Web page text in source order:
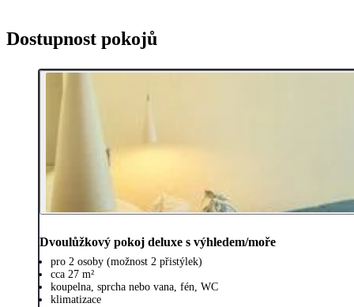
Dostupnost pokojů
Dvoulůžkový pokoj deluxe s výhledem/moře
pro 2 osoby (možnost 2 přistýlek)
cca 27 m²
koupelna, sprcha nebo vana, fén, WC
klimatizace